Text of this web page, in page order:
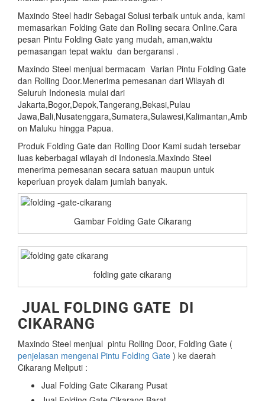
Maxindo Steel hadir Sebagai Solusi terbaik untuk anda, kami
memasarkan Folding Gate dan Rolling secara Online.Cara
pesan Pintu Folding Gate yang mudah, aman,waktu
pemasangan tepat waktu dan bergaransi .
Maxindo Steel menjual bermacam Varian Pintu Folding Gate
dan Rolling Door.Menerima pemesanan dari Wilayah di
Seluruh Indonesia mulai dari
Jakarta,Bogor,Depok,Tangerang,Bekasi,Pulau
Jawa,Bali,Nusatenggara,Sumatera,Sulawesi,Kalimantan,Amb
on Maluku hingga Papua.
Produk Folding Gate dan Rolling Door Kami sudah tersebar
luas keberbagai wilayah di Indonesia.Maxindo Steel
menerima pemesanan secara satuan maupun untuk
keperluan proyek dalam jumlah banyak.
Gambar Folding Gate Cikarang
folding gate cikarang
JUAL FOLDING GATE DI
CIKARANG
Maxindo Steel menjual pintu Rolling Door, Folding Gate (
penjelasan mengenai Pintu Folding Gate ) ke daerah
Cikarang Meliputi :
Jual Folding Gate Cikarang Pusat